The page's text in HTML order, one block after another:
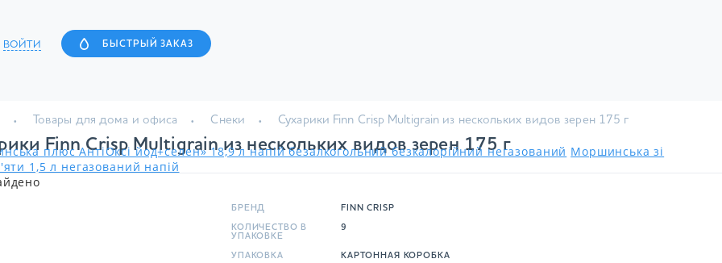
ВОЙТИ БЫСТРЫЙ ЗАКАЗ
плюс АнтіОксі йод+селен» 18,9 л напій безалкогольний безкалорійний негазований Моршинська зі
1,5 л негазований напій
Товары для дома и офиса Снеки Сухарики Finn Crisp Multigrain из нескольких видов зерен 175 г
Finn Crisp Multigrain из нескольких видов зерен 175 г
БРЕНД FINN CRISP
КОЛИЧЕСТВО В
УПАКОВКЕ
9
УПАКОВКА КАРТОННАЯ КОРОБКА